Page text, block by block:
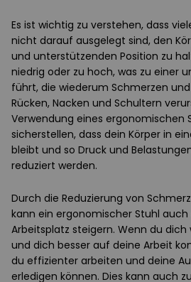
Es ist wichtig zu verstehen, dass
nicht darauf ausgelegt sind, den
und unterstützenden Position zu
niedrig oder zu hoch, was zu einer
führt, die wiederum Schmerzen
Rücken, Nacken und Schultern
Verwendung eines ergonomischen
sicherstellen, dass dein Körper in
bleibt und so Druck und
reduziert werden.
Durch die Reduzierung von
kann ein ergonomischer Stuhl
Arbeitsplatz steigern. Wenn du
und dich besser auf deine Arbeit
du effizienter arbeiten und deine
erledigen können. Dies kann auch